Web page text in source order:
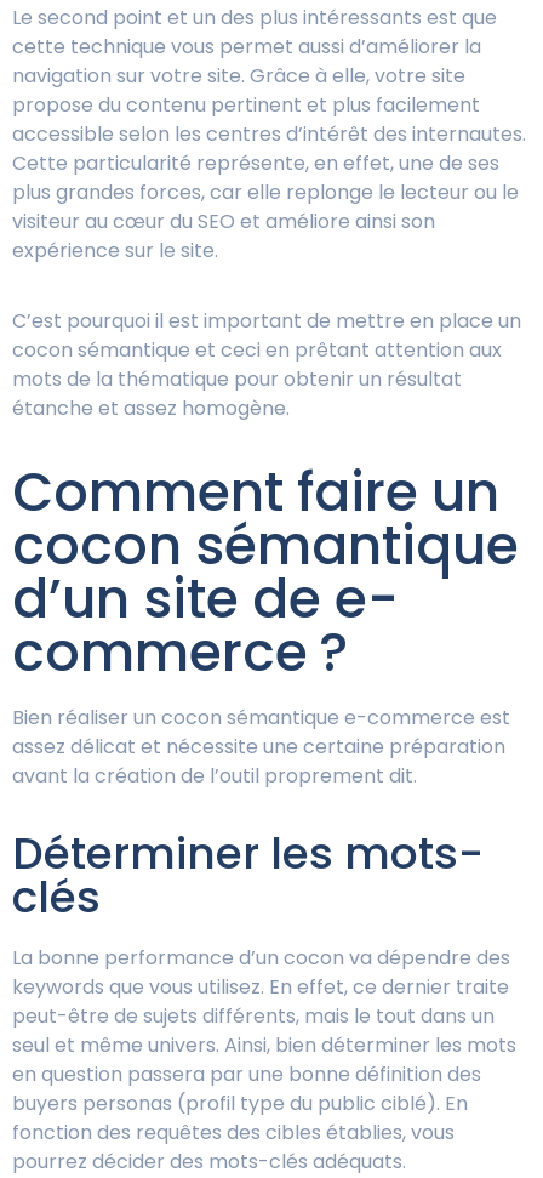
Le second point et un des plus intéressants est que
cette technique vous permet aussi d’améliorer la
navigation sur votre site. Grâce à elle, votre site
propose du contenu pertinent et plus facilement
accessible selon les centres d’intérêt des internautes.
Cette particularité représente, en effet, une de ses
plus grandes forces, car elle replonge le lecteur ou le
visiteur au cœur du SEO et améliore ainsi son
expérience sur le site.
C’est pourquoi il est important de mettre en place un
cocon sémantique et ceci en prêtant attention aux
mots de la thématique pour obtenir un résultat
étanche et assez homogène.
Comment faire un
cocon sémantique
d’un site de e-
commerce ?
Bien réaliser un cocon sémantique e-commerce est
assez délicat et nécessite une certaine préparation
avant la création de l’outil proprement dit.
Déterminer les mots-
clés
La bonne performance d’un cocon va dépendre des
keywords que vous utilisez. En effet, ce dernier traite
peut-être de sujets différents, mais le tout dans un
seul et même univers. Ainsi, bien déterminer les mots
en question passera par une bonne définition des
buyers personas (profil type du public ciblé). En
fonction des requêtes des cibles établies, vous
pourrez décider des mots-clés adéquats.